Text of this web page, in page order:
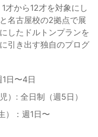
才から12才を対象にし
名古屋校の2拠点で展
したドルトンプランを
引き出す独自のプログ
日〜4日
）: 全日制（週5日）
）：週1日〜